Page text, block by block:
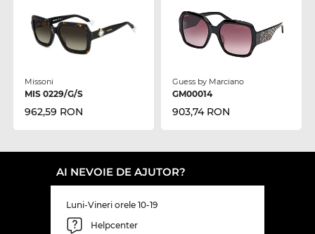
Missoni
MIS 0229/G/S
962,59 RON
Guess by Marciano
GM00014
903,74 RON
AI NEVOIE DE AJUTOR?
Luni-Vineri orele 10-19
Helpcenter